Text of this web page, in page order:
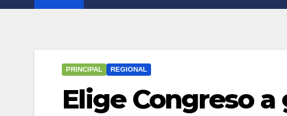
PRINCIPAL REGIONAL
Elige Congreso